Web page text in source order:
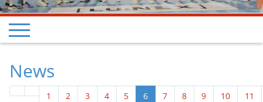
News
1 2 3 4 5 6 7 8 9 10 11